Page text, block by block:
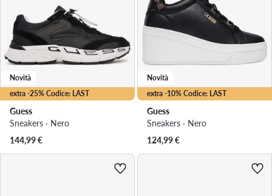
extra -25% Codice: LAST
Novità
Guess
Sneakers · Nero
144,99€
extra -10% Codice: LAST
Novità
Guess
Sneakers · Nero
124,99€